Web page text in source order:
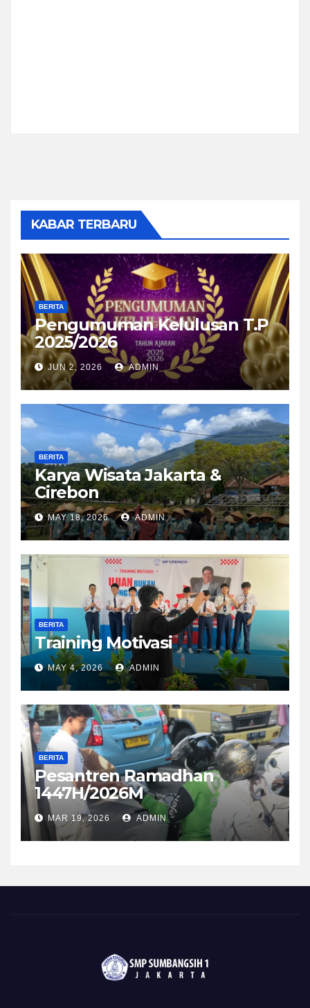
KABAR TERBARU
BERITA
Pengumuman Kelulusan T.P
2025/2026
JUN 2, 2026 ADMIN
BERITA
Karya Wisata Jakarta &
Cirebon
MAY 18, 2026 ADMIN
BERITA
Training Motivasi
MAY 4, 2026 ADMIN
BERITA
Pesantren Ramadhan
1447H/2026M
MAR 19, 2026 ADMIN